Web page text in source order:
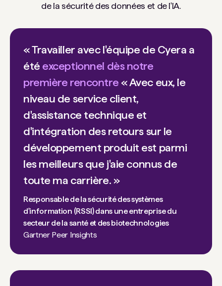
de la sécurité des données et de l'IA.
« Travailler avec l'équipe de Cyera a
été exceptionnel dès notre
première rencontre « Avec eux, le
niveau de service client,
d'assistance technique et
d'intégration des retours sur le
développement produit est parmi
les meilleurs que j'aie connus de
toute ma carrière. »
Responsable de la sécurité des systèmes
d'information (RSSI) dans une entreprise du
secteur de la santé et des biotechnologies
Gartner Peer Insights